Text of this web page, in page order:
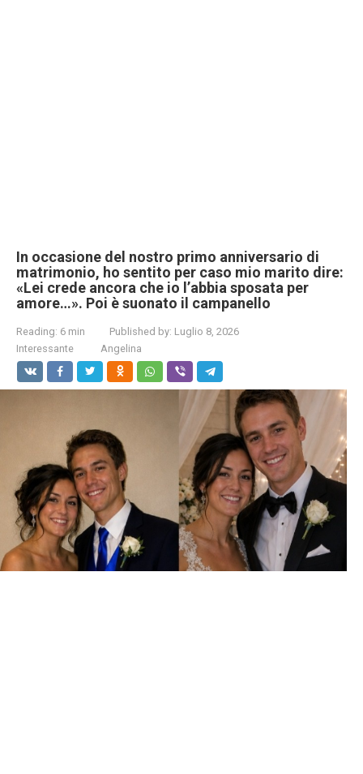
In occasione del nostro primo anniversario di
matrimonio, ho sentito per caso mio marito dire:
«Lei crede ancora che io l’abbia sposata per
amore…». Poi è suonato il campanello
Reading: 6 min Published by: Luglio 8, 2026
Interessante
Angelina